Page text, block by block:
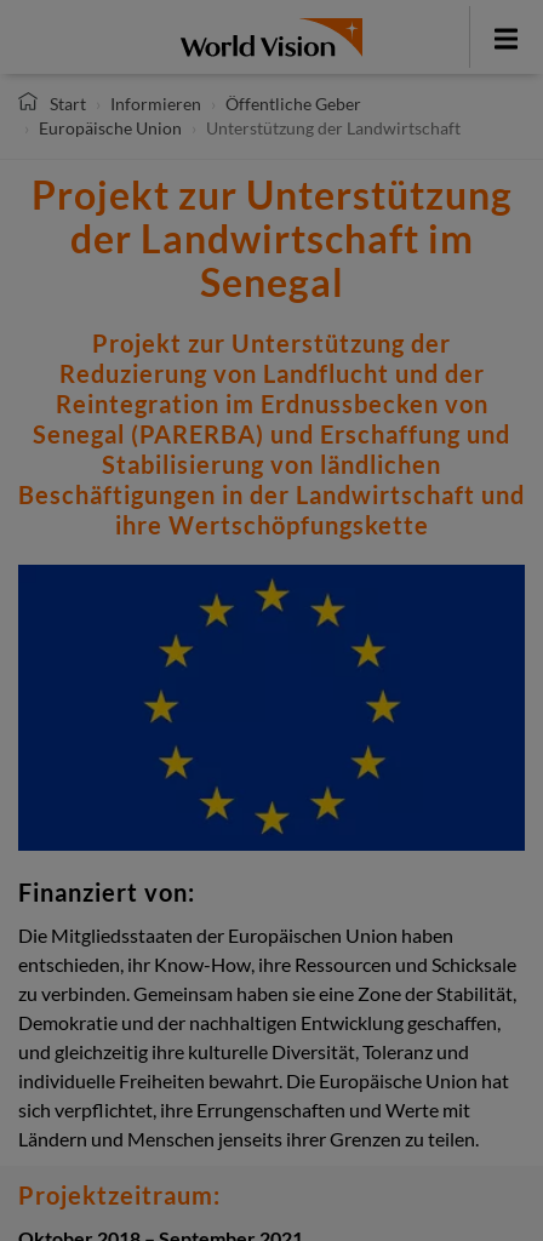
Toggle
Start
Informieren
Öffentliche Geber
Europäische Union
Unterstützung der Landwirtschaft
Projekt zur Unterstützung
der Landwirtschaft im
Senegal
Projekt zur Unterstützung der
Reduzierung von Landflucht und der
Reintegration im Erdnussbecken von
Senegal (PARERBA) und Erschaffung und
Stabilisierung von ländlichen
Beschäftigungen in der Landwirtschaft und
ihre Wertschöpfungskette
Finanziert von:
Die Mitgliedsstaaten der Europäischen Union haben
entschieden, ihr Know-How, ihre Ressourcen und Schicksale
zu verbinden. Gemeinsam haben sie eine Zone der Stabilität,
Demokratie und der nachhaltigen Entwicklung geschaffen,
und gleichzeitig ihre kulturelle Diversität, Toleranz und
individuelle Freiheiten bewahrt. Die Europäische Union hat
sich verpflichtet, ihre Errungenschaften und Werte mit
Ländern und Menschen jenseits ihrer Grenzen zu teilen.
Projektzeitraum: